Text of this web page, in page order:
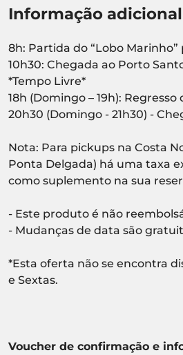
Informação adicional
8h: Partida do “Lobo
10h30: Chegada ao Porto
*Tempo Livre*
18h (Domingo – 19h):
20h30 (Domingo - 21h30) -
Nota: Para pickups na Costa
Ponta Delgada) há uma taxa
como suplemento na sua
- Este produto é não
- Mudanças de data são
*Esta oferta não se encontra
e Sextas.
Voucher de confirmação e